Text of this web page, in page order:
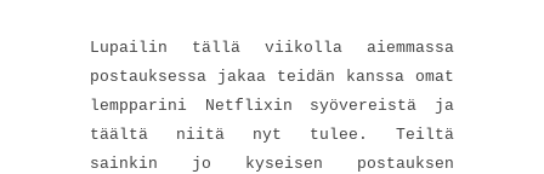
Lupailin tällä viikolla aiemmassa
postauksessa jakaa teidän kanssa omat
lempparini Netflixin syövereistä ja
täältä niitä nyt tulee. Teiltä
sainkin jo kyseisen postauksen